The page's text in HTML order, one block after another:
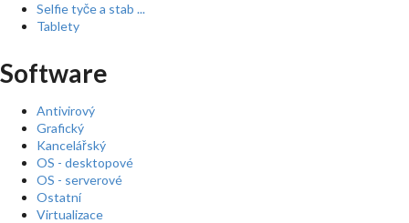
Selfie tyče a stab ...
Tablety
Software
Antivirový
Grafický
Kancelářský
OS - desktopové
OS - serverové
Ostatní
Virtualizace